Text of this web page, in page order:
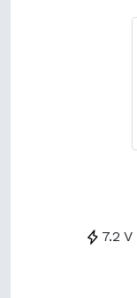
7.2 V